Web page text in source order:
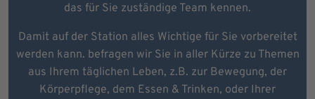
das für Sie zuständige Team kennen.
Damit auf der Station alles Wichtige für Sie vorbereitet
werden kann. befragen wir Sie in aller Kürze zu Themen
aus Ihrem täglichen Leben, z.B. zur Bewegung, der
Körperpflege, dem Essen & Trinken, oder Ihrer